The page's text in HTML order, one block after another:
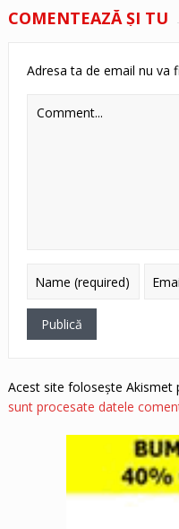
COMENTEAZĂ ŞI TU
Adresa ta de email nu va
Acest site folosește Akismet
sunt procesate datele